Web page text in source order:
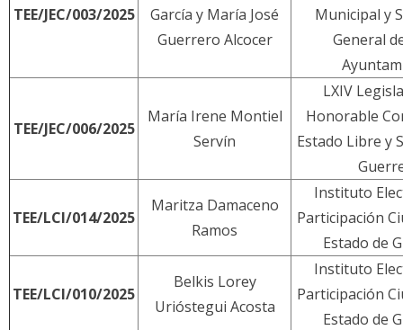
TEE/JEC/003/2025
García y María José
Guerrero Alcocer
Municipal y
General
TEE/JEC/006/2025
María Irene Montiel
Servín
LXIV
Honorable
Estado Libre y
TEE/LCI/014/2025
Maritza Damaceno
Ramos
Instituto
Participación
Estado de
TEE/LCI/010/2025
Belkis Lorey
Urióstegui Acosta
Instituto
Participación
Estado de